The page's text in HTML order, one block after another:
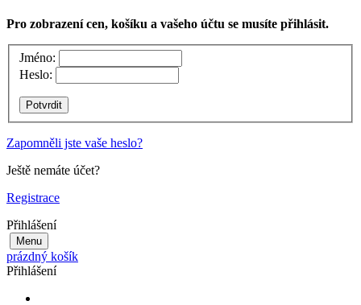
Pro zobrazení cen, košíku a vašeho účtu se musíte přihlásit.
Jméno:
Heslo:
Zapomněli jste vaše heslo?
Ještě nemáte účet?
Registrace
Přihlášení
Menu
prázdný košík
Přihlášení